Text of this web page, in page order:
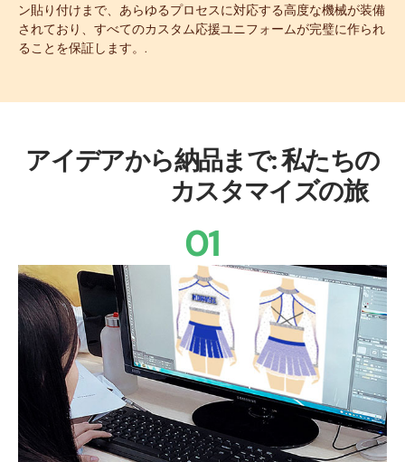
ン貼り付けまで、あらゆるプロセスに対応する高度な機械が装備
されており、すべてのカスタム応援ユニフォームが完璧に作られ
ることを保証します。.
アイデアから納品まで: 私たちの
カスタマイズの旅
01